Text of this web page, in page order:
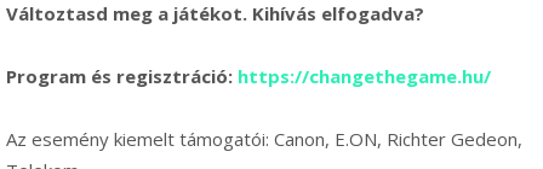
Változtasd meg a játékot. Kihívás elfogadva?
Program és regisztráció: https://changethegame.hu/
Az esemény kiemelt támogatói: Canon, E.ON, Richter Gedeon,